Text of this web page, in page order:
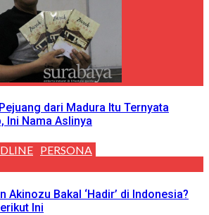
dari Madura Itu Ternyata
Ini Nama Aslinya
PERSONA
Akinozu Bakal ‘Hadir’ di Indonesia?
Ini